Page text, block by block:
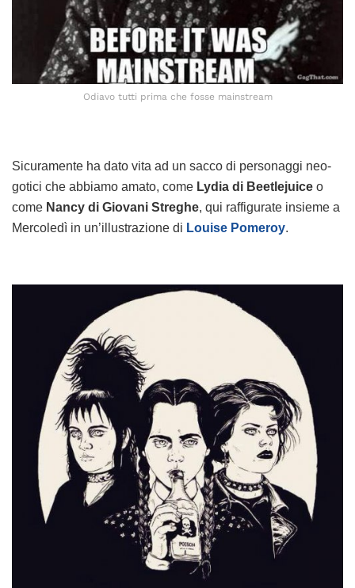
Odiavo tutti prima che fosse mainstream
Sicuramente ha dato vita ad un sacco di personaggi neo-
gotici che abbiamo amato, come Lydia di Beetlejuice o
come Nancy di Giovani Streghe, qui raffigurate insieme a
Mercoledì in un’illustrazione di Louise Pomeroy.